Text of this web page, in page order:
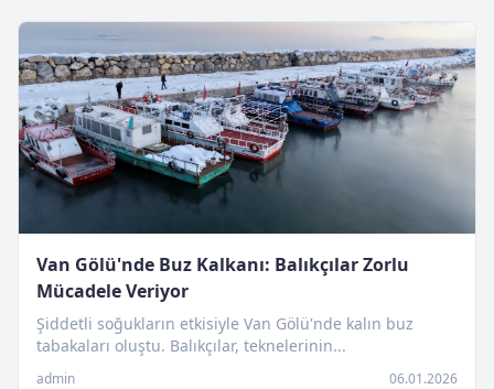
Van Gölü'nde Buz Kalkanı: Balıkçılar Zorlu
Mücadele Veriyor
Şiddetli soğukların etkisiyle Van Gölü'nde kalın buz
tabakaları oluştu. Balıkçılar, teknelerinin...
admin 06.01.2026